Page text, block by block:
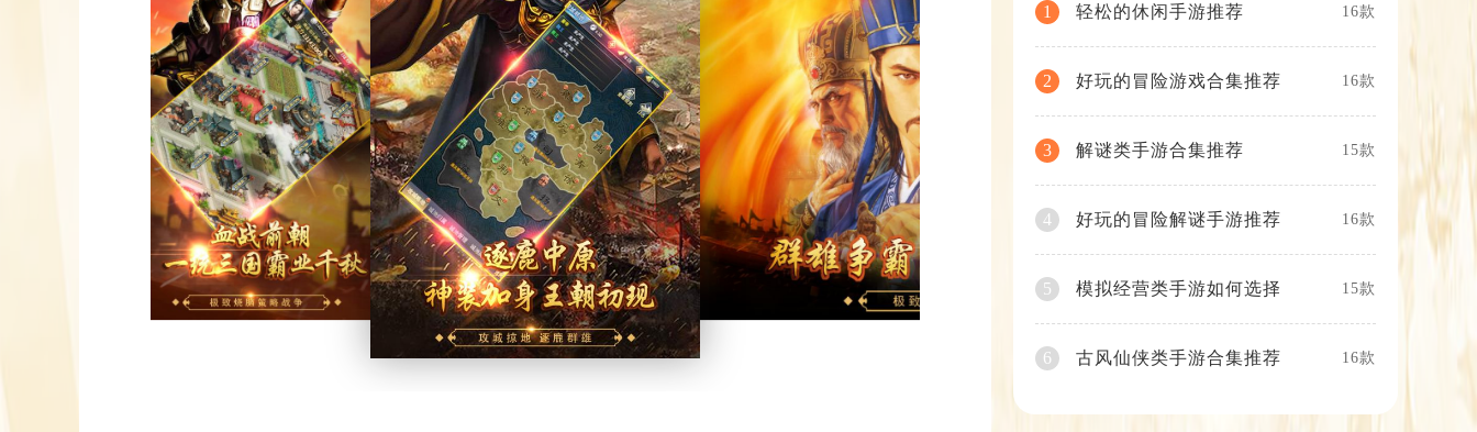
1 轻松的休闲手游推荐 16款
2 好玩的冒险游戏合集推荐 16款
3 解谜类手游合集推荐 15款
4 好玩的冒险解谜手游推荐 16款
5 模拟经营类手游如何选择 15款
6 古风仙侠类手游合集推荐 16款